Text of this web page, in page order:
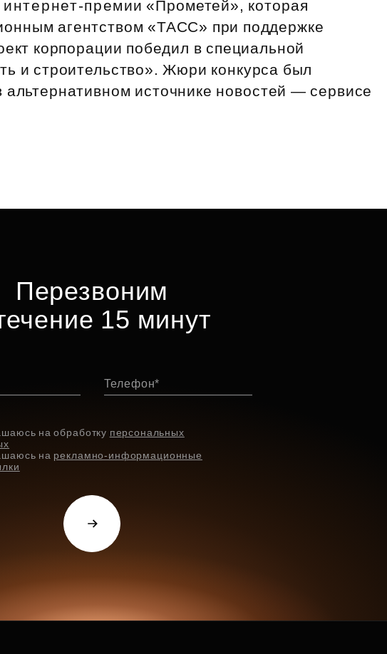
«Прометей», которая
агентством «ТАСС» при поддержке
корпорации победил в специальной
и строительство». Жюри конкурса был
источнике новостей — сервисе
Перезвоним
15 минут
Телефон
на обработку персональных
на рекламно-информационные